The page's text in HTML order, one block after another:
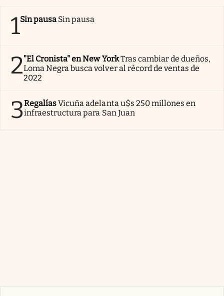
1Sin pausa Sin pausa
2"El Cronista" en New YorkTras cambiar de dueños,
Loma Negra busca volver al récord de ventas de
2022
3RegalíasVicuña adelanta u$s 250 millones en
infraestructura para San Juan